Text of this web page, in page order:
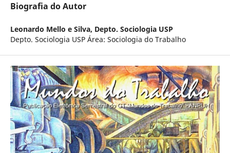
Biografia do Autor
Leonardo Mello e Silva, Depto. Sociologia USP
Depto. Sociologia USP Área: Sociologia do Trabalho